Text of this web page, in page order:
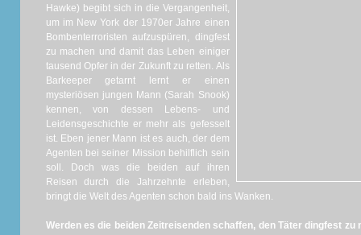
Hawke) begibt sich in die Vergangenheit,
um im New York der 1970er Jahre einen
Bombenterroristen aufzuspüren, dingfest
zu machen und damit das Leben einiger
tausend Opfer in der Zukunft zu retten. Als
Barkeeper getarnt lernt er einen
mysteriösen jungen Mann (Sarah Snook)
kennen, von dessen Lebens- und
Leidensgeschichte er mehr als gefesselt
ist. Eben jener Mann ist es auch, der dem
Agenten bei seiner Mission behilflich sein
soll. Doch was die beiden auf ihren
Reisen durch die Jahrzehnte erleben,
bringt die Welt des Agenten schon bald ins Wanken.
Werden es die beiden Zeitreisenden schaffen, den Täter dingfest